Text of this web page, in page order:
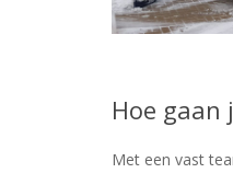
Hoe gaan
Met een vast